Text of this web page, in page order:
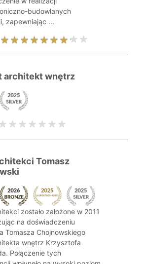
budowlanych
zapewniając ...
architekt wnętrz
Tomasz
zostało założone w 2011
na doświadczeniu
Tomasza Chojnowskiego
wnętrz Krzysztofa
Połączenie tych